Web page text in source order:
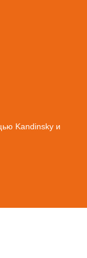
Kandinsky и